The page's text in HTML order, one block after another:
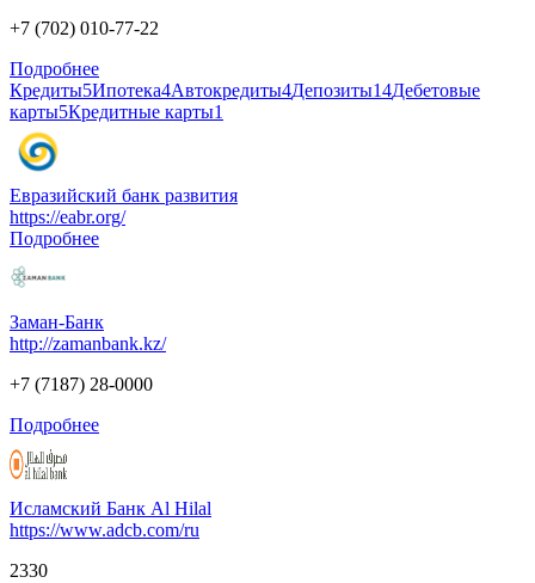
+7 (702) 010-77-22
Подробнее
Кредиты5Ипотека4Автокредиты4Депозиты14Дебетовые
карты5Кредитные карты1
Евразийский банк развития
https://eabr.org/
Подробнее
Заман-Банк
http://zamanbank.kz/
+7 (7187) 28-0000
Подробнее
Исламский Банк Al Hilal
https://www.adcb.com/ru
2330